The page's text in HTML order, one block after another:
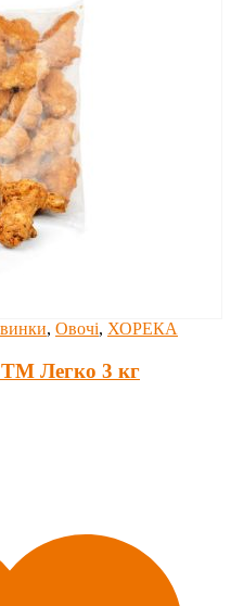
, Овочі, ХОРЕКА
Легко 3 кг